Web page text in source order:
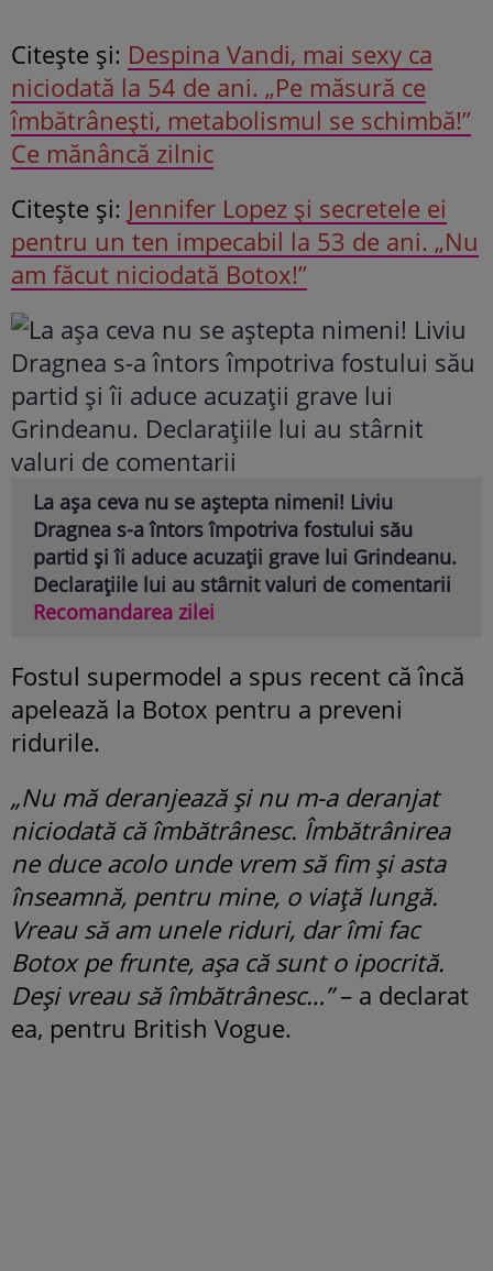
Citeşte şi: Despina Vandi, mai sexy ca
niciodată la 54 de ani. „Pe măsură ce
îmbătrânești, metabolismul se schimbă!”
Ce mănâncă zilnic
Citeşte şi: Jennifer Lopez și secretele ei
pentru un ten impecabil la 53 de ani. „Nu
am făcut niciodată Botox!”
La așa ceva nu se aștepta nimeni! Liviu
Dragnea s-a întors împotriva fostului său
partid și îi aduce acuzații grave lui Grindeanu.
Declarațiile lui au stârnit valuri de comentarii
Recomandarea zilei
Fostul supermodel a spus recent că încă
apelează la Botox pentru a preveni
ridurile.
„Nu mă deranjează și nu m-a deranjat
niciodată că îmbătrânesc. Îmbătrânirea
ne duce acolo unde vrem să fim și asta
înseamnă, pentru mine, o viață lungă.
Vreau să am unele riduri, dar îmi fac
Botox pe frunte, așa că sunt o ipocrită.
Deși vreau să îmbătrânesc…”– a declarat
ea, pentru British Vogue.